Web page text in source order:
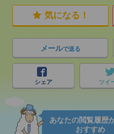
気になる！
メールで送る
シェア ツイ
あなたの閲覧履歴
おすすめ